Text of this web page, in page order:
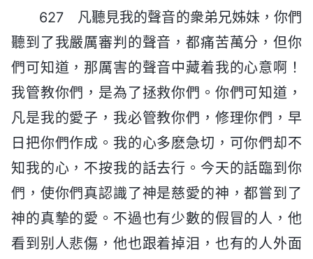
627 凡聽見我的聲音的衆弟兄姊妹，你們
聽到了我嚴厲審判的聲音，都痛苦萬分，但你
們可知道，那厲害的聲音中藏着我的心意啊！
我管教你們，是為了拯救你們。你們可知道，
凡是我的愛子，我必管教你們，修理你們，早
日把你們作成。我的心多麽急切，可你們却不
知我的心，不按我的話去行。今天的話臨到你
們，使你們真認識了神是慈愛的神，都嘗到了
神的真摯的愛。不過也有少數的假冒的人，他
看到别人悲傷，他也跟着掉泪，也有的人外面